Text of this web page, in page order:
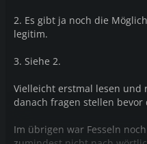
2. Es gibt ja noch die
legitim.
3. Siehe 2.
Vielleicht erstmal lesen
danach fragen stellen bevor
Im übrigen war Fesseln